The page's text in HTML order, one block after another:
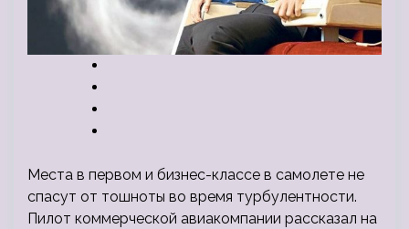
Места в первом и бизнес-классе в самолете не
спасут от тошноты во время турбулентности.
Пилот коммерческой авиакомпании рассказал на